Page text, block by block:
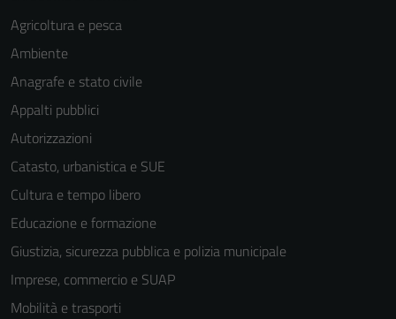
Agricoltura e pesca
Ambiente
Anagrafe e stato civile
Appalti pubblici
Autorizzazioni
Catasto, urbanistica e SUE
Cultura e tempo libero
Educazione e formazione
Giustizia, sicurezza pubblica e polizia municipale
Imprese, commercio e SUAP
Mobilità e trasporti